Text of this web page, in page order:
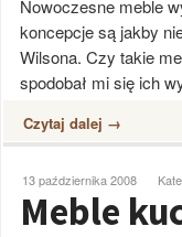
Nowoczesne meble
koncepcje są jakby
Wilsona. Czy takie
spodobał mi się ich
Czytaj dalej →
13 października 2008
Meble